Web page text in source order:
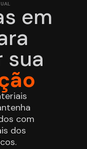
em
sua
com
dos